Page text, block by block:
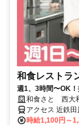
和食レストラ
週1、3時間〜OK
ある主婦（夫）さ
和食さと 西大
アクセス 近鉄
時給1,100円～